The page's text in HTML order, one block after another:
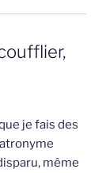
je fais des
même